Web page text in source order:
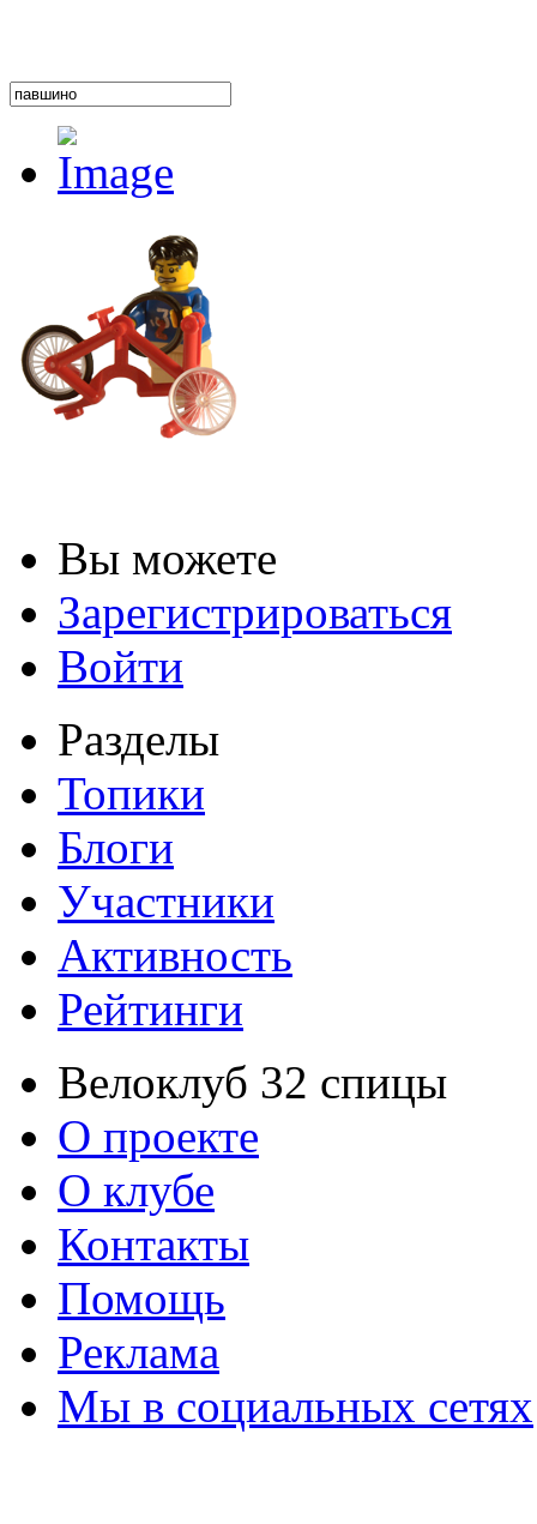
Вы можете
Зарегистрироваться
Войти
Разделы
Топики
Блоги
Участники
Активность
Рейтинги
Велоклуб 32 спицы
О проекте
О клубе
Контакты
Помощь
Реклама
Мы в социальных сетях